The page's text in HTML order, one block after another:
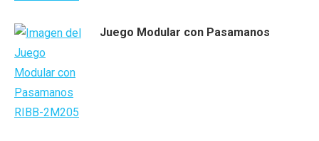
Juego Modular con Pasamanos